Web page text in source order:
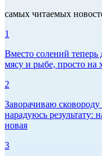
самых читаемых
1
Вместо солений
мясу и рыбе, просто на
2
Заворачиваю
нарадуюсь результату:
новая
3